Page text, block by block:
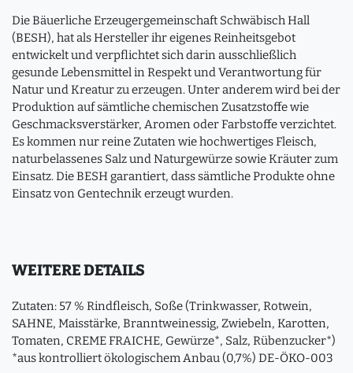
Die Bäuerliche Erzeugergemeinschaft Schwäbisch Hall
(BESH), hat als Hersteller ihr eigenes Reinheitsgebot
entwickelt und verpflichtet sich darin ausschließlich
gesunde Lebensmittel in Respekt und Verantwortung für
Natur und Kreatur zu erzeugen. Unter anderem wird bei der
Produktion auf sämtliche chemischen Zusatzstoffe wie
Geschmacksverstärker, Aromen oder Farbstoffe verzichtet.
Es kommen nur reine Zutaten wie hochwertiges Fleisch,
naturbelassenes Salz und Naturgewürze sowie Kräuter zum
Einsatz. Die BESH garantiert, dass sämtliche Produkte ohne
Einsatz von Gentechnik erzeugt wurden.
WEITERE DETAILS
Zutaten: 57 % Rindfleisch, Soße (Trinkwasser, Rotwein,
SAHNE, Maisstärke, Branntweinessig, Zwiebeln, Karotten,
Tomaten, CREME FRAICHE, Gewürze*, Salz, Rübenzucker*)
*aus kontrolliert ökologischem Anbau (0,7%) DE-ÖKO-003